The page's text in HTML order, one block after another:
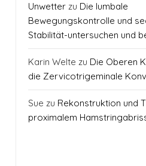
Unwetter zu Die lumbale
Bewegungskontrolle und
Stabilität-untersuchen und
Karin Welte zu Die Oberen
die Zervicotrigeminale
Sue zu Rekonstruktion und
proximalem